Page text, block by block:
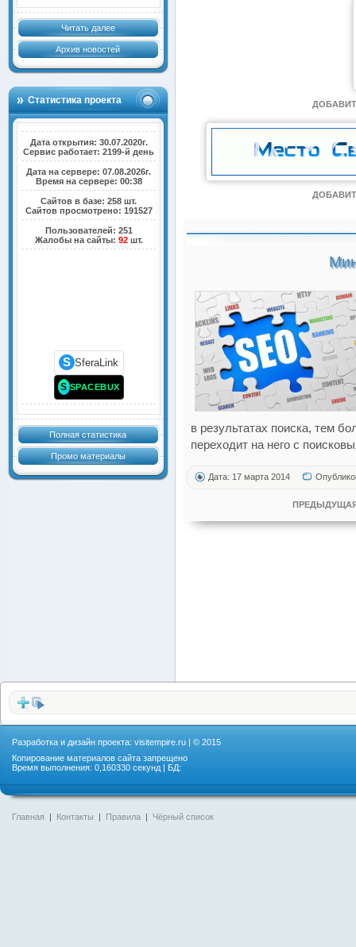
Читать далее
Архив новостей
Статистика проекта
Дата открытия: 30.07.2020г.
Сервис работает: 2199-й день
Дата на сервере: 07.08.2026г.
Время на сервере: 00:38
Сайтов в базе: 258 шт.
Сайтов просмотрено: 191527
Пользователей: 251
Жалобы на сайты: 92шт.
S SferaLink
S SPACEBUX
Полная статистика
Промо материалы
в результатах поиска, тем
переходит на него с
Дата: 17 марта 2014
Разработка и дизайн проекта: visitempire.ru | © 2015
Копирование материалов сайта запрещено
Время выполнения: 0,160330 секунд | БД:
Главная | Контакты | Правила | Чёрный список